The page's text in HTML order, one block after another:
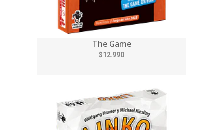
The Game
$12.990